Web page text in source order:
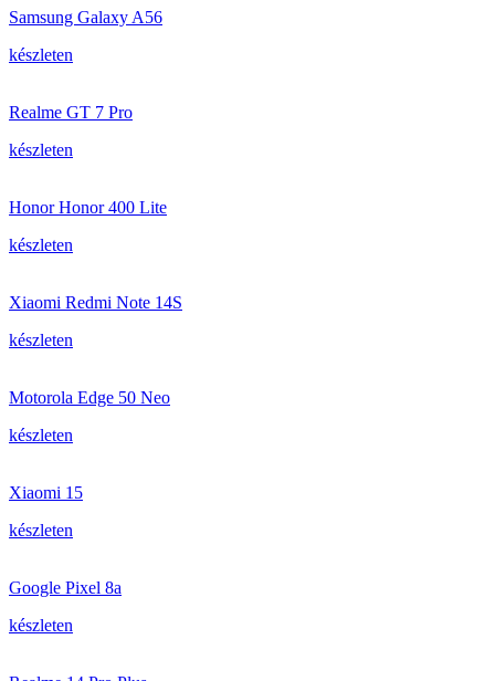
Samsung Galaxy A56
készleten
Realme GT 7 Pro
készleten
Honor Honor 400 Lite
készleten
Xiaomi Redmi Note 14S
készleten
Motorola Edge 50 Neo
készleten
Xiaomi 15
készleten
Google Pixel 8a
készleten